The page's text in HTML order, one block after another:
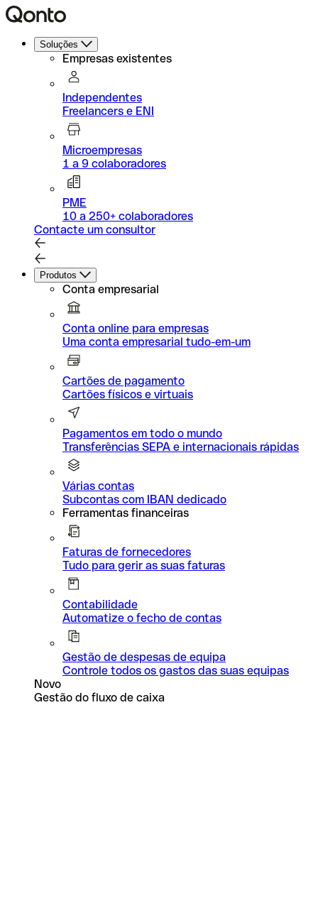
Soluções
Empresas existentes
Independentes
Freelancers e ENI
Microempresas
1 a 9 colaboradores
PME
10 a 250+ colaboradores
Contacte um consultor
Produtos
Conta empresarial
Conta online para empresas
Uma conta empresarial tudo-em-um
Cartões de pagamento
Cartões físicos e virtuais
Pagamentos em todo o mundo
Transferências SEPA e internacionais rápidas
Várias contas
Subcontas com IBAN dedicado
Ferramentas financeiras
Faturas de fornecedores
Tudo para gerir as suas faturas
Contabilidade
Automatize o fecho de contas
Gestão de despesas de equipa
Controle todos os gastos das suas equipas
Novo
Gestão do fluxo de caixa